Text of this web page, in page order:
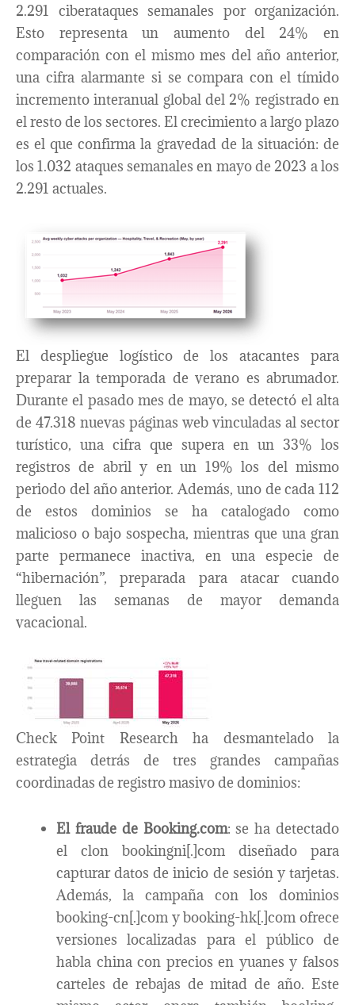
2.291 ciberataques semanales por organización.
Esto representa un aumento del 24% en
comparación con el mismo mes del año anterior,
una cifra alarmante si se compara con el tímido
incremento interanual global del 2% registrado en
el resto de los sectores. El crecimiento a largo plazo
es el que confirma la gravedad de la situación: de
los 1.032 ataques semanales en mayo de 2023 a los
2.291 actuales.
El despliegue logístico de los atacantes para
preparar la temporada de verano es abrumador.
Durante el pasado mes de mayo, se detectó el alta
de 47.318 nuevas páginas web vinculadas al sector
turístico, una cifra que supera en un 33% los
registros de abril y en un 19% los del mismo
periodo del año anterior. Además, uno de cada 112
de estos dominios se ha catalogado como
malicioso o bajo sospecha, mientras que una gran
parte permanece inactiva, en una especie de
“hibernación”, preparada para atacar cuando
lleguen las semanas de mayor demanda
vacacional.
Check Point Research ha desmantelado la
estrategia detrás de tres grandes campañas
coordinadas de registro masivo de dominios:
El fraude de Booking.com: se ha detectado
el clon bookingni[.]com diseñado para
capturar datos de inicio de sesión y tarjetas.
Además, la campaña con los dominios
booking-cn[.]com y booking-hk[.]com ofrece
versiones localizadas para el público de
habla china con precios en yuanes y falsos
carteles de rebajas de mitad de año. Este